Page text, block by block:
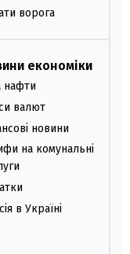
ворога
економіки
нафти
валют
новини
на комунальні
в Україні